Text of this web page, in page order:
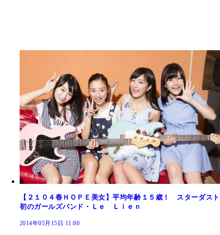
【２１０４春ＨＯＰＥ美女】平均年齢１５歳！ スターダスト
初のガールズバンド・Ｌｅ Ｌｉｅｎ
2014年05月15日 11:00